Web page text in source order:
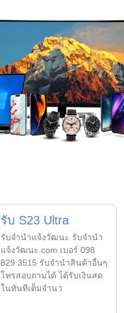
รับ S23 Ultra
รับจํานําแจ้งวัฒนะ รับจํานํา
แจ้งวัฒนะ.com เบอร์ 098
829 3515 รับจำนำสินค้าอื่นๆ
โทรสอบถามได้ ได้รับเงินสด
ในทันทีเต็มจำนว